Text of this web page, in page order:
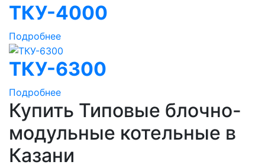
ТКУ-4000
Подробнее
ТКУ-6300
Подробнее
Купить Типовые блочно-
модульные котельные в
Казани